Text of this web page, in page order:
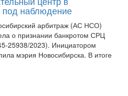
под наблюдение
арбитраж (АС НСО)
о признании банкротом СРЦ
25938/2023). Инициатором
мэрия Новосибирска. В итоге